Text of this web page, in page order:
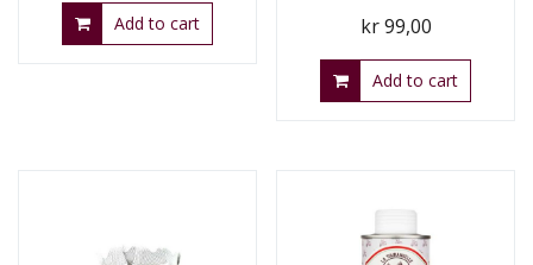
Add to cart kr99,00
Add to cart